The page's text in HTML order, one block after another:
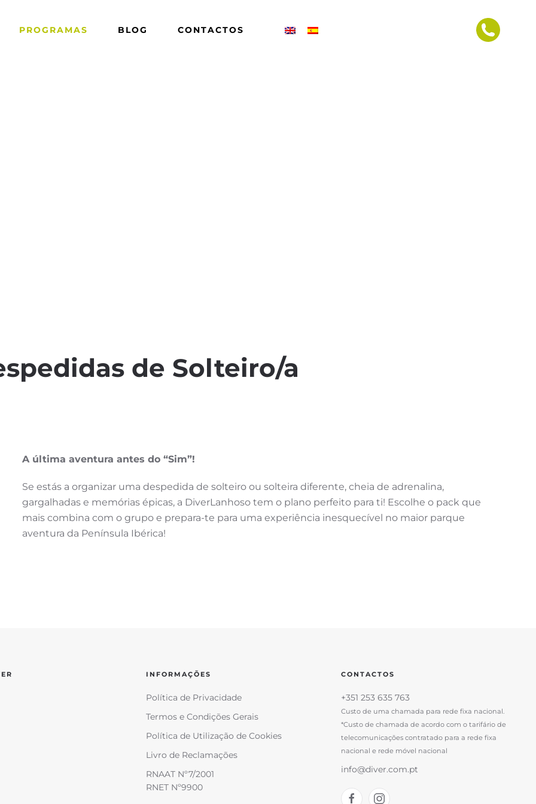
PROGRAMAS BLOG CONTACTOS
de Solteiro/a
A última aventura antes do “Sim”!
Se estás a organizar uma despedida de solteiro ou solteira diferente, cheia de adrenalina,
gargalhadas e memórias épicas, a DiverLanhoso tem o plano perfeito para ti! Escolhe o pack que
mais combina com o grupo e prepara-te para uma experiência inesquecível no maior parque
aventura da Península Ibérica!
INFORMAÇÕES
Política de Privacidade
Termos e Condições Gerais
Política de Utilização de Cookies
Livro de Reclamações
RNAAT Nº7/2001
RNET Nº9900
CONTACTOS
+351 253 635 763
Custo de uma chamada para rede fixa nacional.
*Custo de chamada de acordo com o tarifário de
telecomunicações contratado para a rede fixa
nacional e rede móvel nacional
info@diver.com.pt